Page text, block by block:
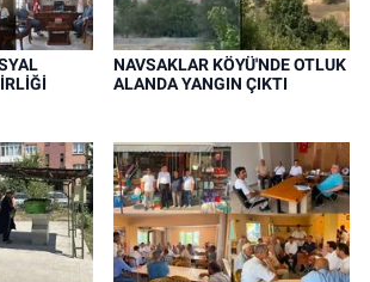
NAVSAKLAR KÖYÜ'NDE OTLUK
ALANDA YANGIN ÇIKTI